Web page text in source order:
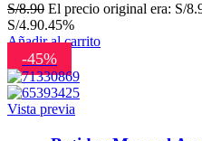
S/8.90 El precio original era: S/
S/4.90.45%
Añadir al carrito
-45%
Vista previa